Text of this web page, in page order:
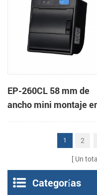
EP-260CL 58 mm de
ancho mini montaje
panel de la impresora
térmica con auto-
1 2
Un
Categorías